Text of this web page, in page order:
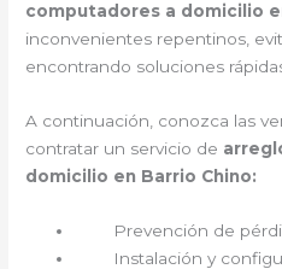
computadores a domicilio
inconvenientes repentinos,
encontrando soluciones
A continuación, conozca las
contratar un servicio de
domicilio en Barrio Chino:
Prevención de
Instalación y